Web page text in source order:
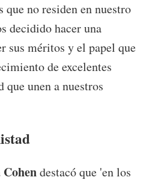
no residen en nuestro
decidido hacer una
sus méritos y el papel que
de excelentes
que unen a nuestros
destacó que 'en los